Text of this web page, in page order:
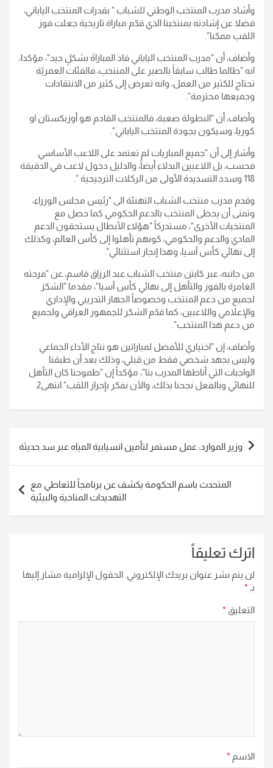
وأشاد مدرب المنتخب الوطني للشباب " بقدرات المنتخب الياباني،
فضلا عن إشادته بمنتخبنا الذي قدّم مباراة تاريخية جعلت فوز
اللقب ممكنا".
وأضاف، أن "مدرب المنتخب الياباني قاد المباراةَ بشكلٍ جيد"، مؤكدا،
انه "طالما طالب سابقاً بالصبر على المنتخب، فالفئات العمريّة
تحتاج للكثير من العمل، وانه تعرض إلى كثير من الانتقادات
وجميعها محترمة".
وأضاف، أن "البطولة صعبة، فالمنتخب القادم هو أوزبكستان او
كوريا، وسيكون بجودة المنتخب الياباني".
وأشار إلى أن "جميع المباريات لم تعتمد على اللاعب الأساسي
فحسب، بل اللاعبين البدلاء أيضاً، والدليل دخول لاعب في الدقيقة
118 وسدد التسديدة الأولى من الركلات الترجيحية ".
وقدم مدرب منتخب الشباب التهنئة الى "رئيس مجلس الوزراء،
وتمنى أن يحظى المنتخب بالدعم الحكومي كما حصل مع
المنتخبات الأخرى"، مستدركاً "هؤلاء الأبطال يستحقون الدعم
المادي والدعم والحكومي، كونهم تأهلوا إلى كأس العالم، وكذلك
إلى نهائي كأس آسيا، وهذا إنجاز استثنائي".
من جانبه، عبر كابتن منتخب الشباب عبد الرزاق قاسم، عن "فرحته
الغامرة بالفوز والتأهل إلى نهائي كأس آسيا"، مقدما "الشكرَ
لجميع من دعم المنتخب وخصوصاً الجهاز التدريبي والإداري
والإعلامي واللاعبين، كما قدّم الشكر للجمهور العراقي ولجميع
من دعم هذا المنتخب".
وأضاف، إن "اختياري للأفضل لمباراتين هو نتاج الأداء الجماعي
وليس بجهد شخصي فقط من قبلي، وذلك بعد أن طبقنا
الواجبات التي أناطها المدرب بنا"، مؤكداً إن "طموحنا كان التأهل
للنهائي وبالفعل نجحنا بذلك، والآن نفكر بإحراز اللقب".انتهى2
تصفّح
المقالات
وزير الموارد: عمل مستمر لتأمين انسيابية المياه عبر سد حديثة
المتحدث باسم الحكومة يكشف عن برنامجاً للتعاطي مع
التهديدات المناخية والبيئية
اترك تعليقاً
لن يتم نشر عنوان بريدك الإلكتروني. الحقول الإلزامية مشار إليها
بـ *
التعليق *
الاسم *